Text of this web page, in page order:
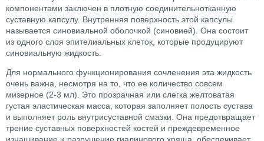
компонентами заключен в плотную соединительнотканную
суставную капсулу. Внутренняя поверхность этой капсулы
называется синовиальной оболочкой (синовией). Она состоит
из одного слоя эпителиальных клеток, которые продуцируют
синовиальную жидкость.
Для нормального функционирования сочленения эта жидкость
очень важна, несмотря на то, что ее количество совсем
мизерное (2-3 мл). Это прозрачная или слегка желтоватая
густая эластическая масса, которая заполняет полость сустава
и выполняет роль внутрисуставной смазки. Она предотвращает
трение суставных поверхностей костей и преждевременное